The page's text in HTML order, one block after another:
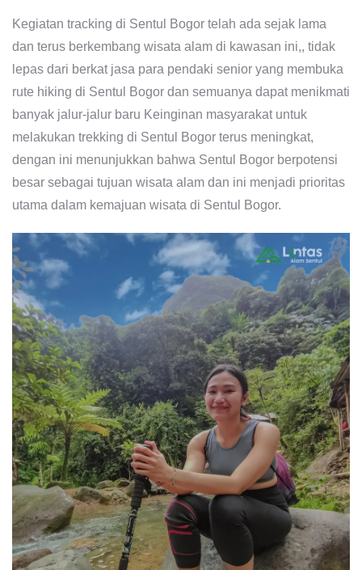
Kegiatan tracking di Sentul Bogor telah ada sejak lama
dan terus berkembang wisata alam di kawasan ini,, tidak
lepas dari berkat jasa para pendaki senior yang membuka
rute hiking di Sentul Bogor dan semuanya dapat menikmati
banyak jalur-jalur baru Keinginan masyarakat untuk
melakukan trekking di Sentul Bogor terus meningkat,
dengan ini menunjukkan bahwa Sentul Bogor berpotensi
besar sebagai tujuan wisata alam dan ini menjadi prioritas
utama dalam kemajuan wisata di Sentul Bogor.